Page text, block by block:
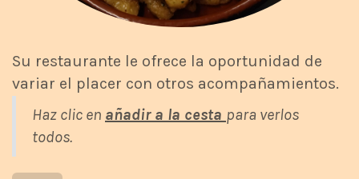
Su restaurante le ofrece la oportunidad de
variar el placer con otros acompañamientos.
Haz clic en añadir a la cesta para verlos
todos.